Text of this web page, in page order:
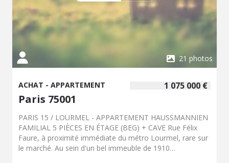
deux emplacements de stationnement en sous-sol (boxs)
pour 55.000 € HAI . Appartement idéal pour une famille, à
proximité immédiate des commerces et des transports
(métro ligne 13 – Plaisance et ligne 4, Bus lignes 62, 58 et
59). DPE : C (168) GES : C (26) Copropriété de 796 lots
Charges trimestrielles : 1300 € Les informations sur les
risques auxquels ce bien est exposé sont disponibles sur
21 photos
1 075 000 €
ACHAT - APPARTEMENT
Paris 75001
PARIS 15 / LOURMEL - APPARTEMENT HAUSSMANNIEN
FAMILIAL 5 PIÈCES EN ÉTAGE (BEG) + CAVE Rue Félix
Faure, à proximité immédiate du métro Lourmel, rare sur
le marché. Au sein d'un bel immeuble de 1910